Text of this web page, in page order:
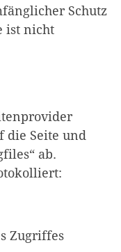
Schutz
ist nicht
die Seite und
ab.
Zugriffes